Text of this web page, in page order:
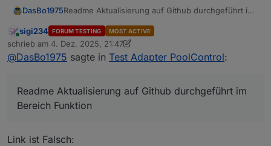
DasBo1975Readme Aktualisierung auf Github durchgeführt im
Online
sigi234 FORUM TESTING MOST ACTIVE
schrieb am 4. Dez. 2025, 21:47
zuletzt editiert von sigi234 12. Apr. 2025, 22:54
@DasBo1975 sagte in Test Adapter PoolControl:
Readme Aktualisierung auf Github durchgeführt im
Bereich Funktion
Link ist Falsch: